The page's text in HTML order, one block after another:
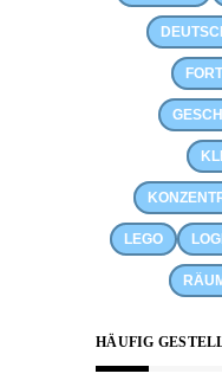
LEGO
HÄUFIG